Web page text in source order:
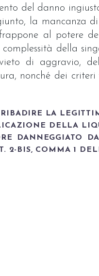
del danno
la mancanza
al potere
della
di aggravio,
nonché dei criteri
LA
DELLA
DANNEGGIATO
2-BIS, COMMA 1